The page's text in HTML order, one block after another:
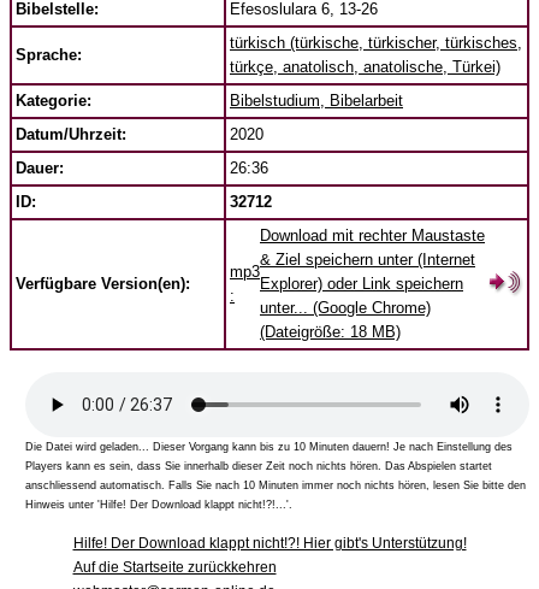
Bibelstelle: Efesoslulara 6, 13-26
Sprache:
türkisch (türkische, türkischer, türkisches,
türkçe, anatolisch, anatolische, Türkei)
Kategorie:
Bibelstudium, Bibelarbeit
Datum/Uhrzeit:
2020
Dauer:
26:36
ID:
32712
Verfügbare Version(en):
mp3
:
Download mit rechter Maustaste
& Ziel speichern unter (Internet
Explorer) oder Link speichern
unter... (Google Chrome)
(Dateigröße: 18 MB)
Die Datei wird geladen... Dieser Vorgang kann bis zu 10 Minuten dauern! Je nach Einstellung des
Players kann es sein, dass Sie innerhalb dieser Zeit noch nichts hören. Das Abspielen startet
anschliessend automatisch. Falls Sie nach 10 Minuten immer noch nichts hören, lesen Sie bitte den
Hinweis unter 'Hilfe! Der Download klappt nicht!?!...'.
Hilfe! Der Download klappt nicht!?! Hier gibt's Unterstützung!
Auf die Startseite zurückkehren